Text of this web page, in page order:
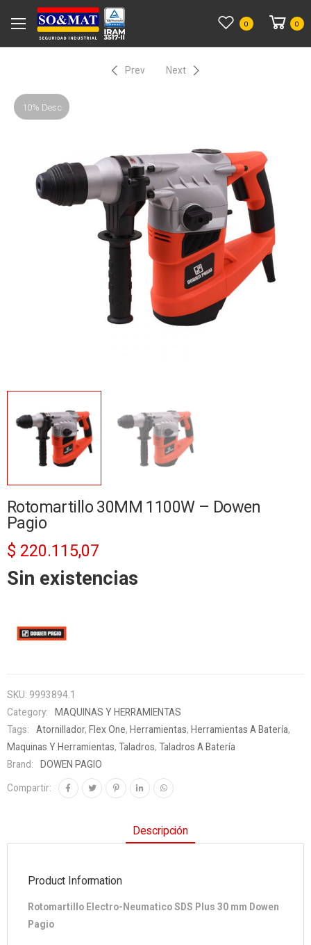
0 0
Prev Next
10% Desc
Rotomartillo 30MM 1100W – Dowen
Pagio
$ 220.115,07
Sin existencias
SKU: 9993894.1
Category:
MAQUINAS Y HERRAMIENTAS
Tags:
Atornillador, Flex One, Herramientas, Herramientas A Batería,
Maquinas Y Herramientas, Taladros, Taladros A Batería
Brand:
DOWEN PAGIO
Compartir:
Descripción
Product Information
Rotomartillo Electro-Neumatico SDS Plus 30 mm Dowen
Pagio